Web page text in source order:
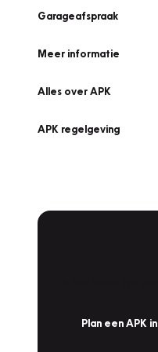
Garageafspraak
Meer informatie
Alles over APK
APK regelgeving
Plan een APK in